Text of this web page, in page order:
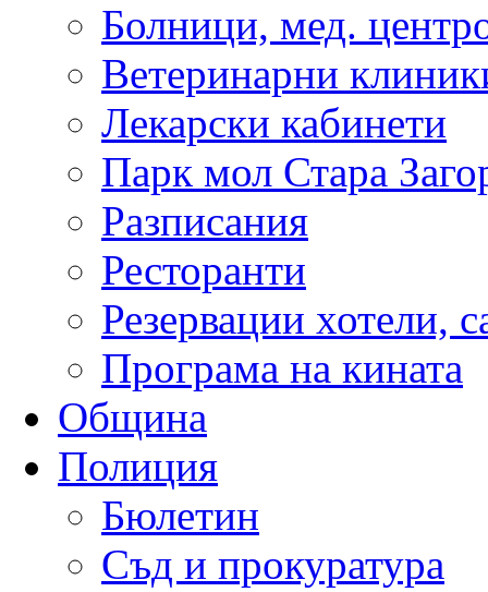
Болници, мед.
Ветеринарни
Лекарски кабинети
Парк мол Стара
Разписания
Ресторанти
Резервации хотели,
Програма на кината
Община
Полиция
Бюлетин
Съд и прокуратура